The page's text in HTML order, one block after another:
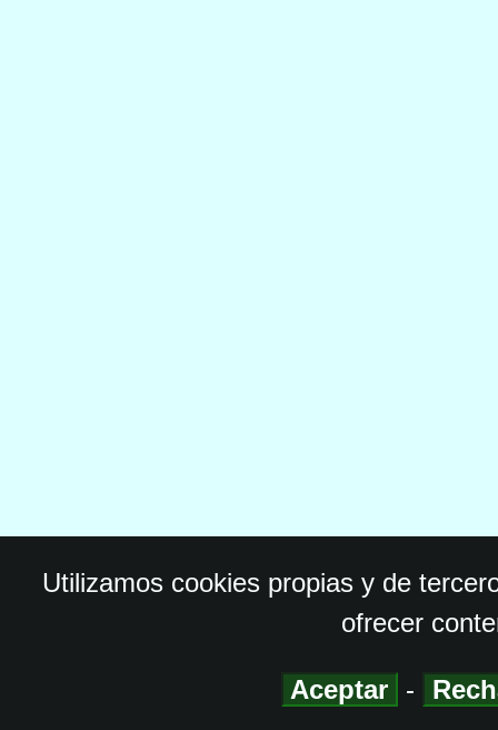
Utilizamos cookies propias y de
ofrecer
Aceptar -